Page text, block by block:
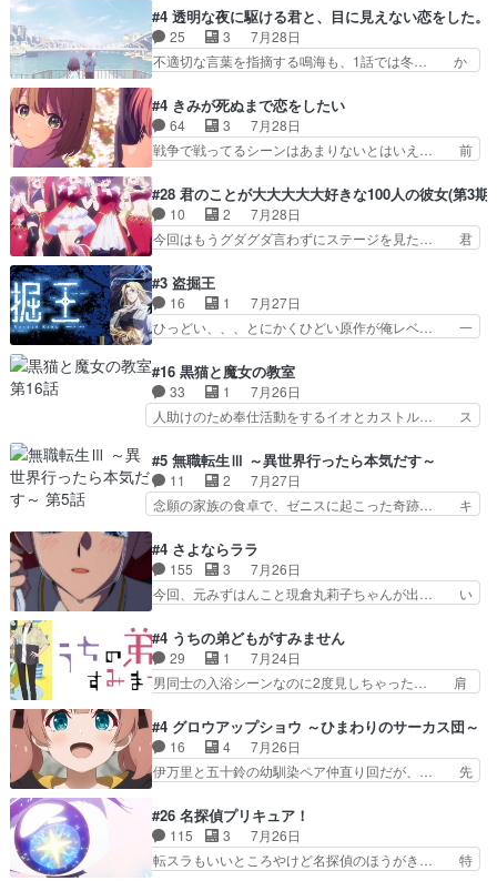
センスの土台になったエピ… コミカルなのにも慣
れてきました。１話でし… ロボットの反乱は今と
なっては良くある話し…
スターを呼ぶ笛？黒幕は狩猟祭とは関係… 平凡な
少女に見える眼鏡w眼鏡属性は持ち合… 神アニ
メ、ケテーイ！「騎士狩猟祭、前夜の… フィーネ
がアルノルトに活躍してもらいたが… 第４話を
とフィーネの２度目のデート出… マジできな臭い
ぞ帝位争い。姉からの刺客を… ふぃーねと町の様
子を見に行ったら町中で窃…
#4 透明な夜に駆ける君と、目に見えない恋をした。
25 3
7月28日
不適切な言葉を指摘する鳴海も、1話では冬… か
接していいのかわからず戸惑うかけるも… 盲目だ
と相手の表情も分からないからどう思… 今期のバ
ックナンバーみたいなOPアニメ。… 初デートで
冬月を笑わせようとする姿も冬月… 特に大きな事
を笑わせようとする姿も冬月… 3話までは主人公
がどうでもいいことでずっ… 花火購入に浅草へ…
行き当たりばったり訪問…
#4 きみが死ぬまで恋をしたい
64 3
7月28日
戦争で戦ってるシーンはあまりないとはいえ… 前
の存在で揺らぐ14クラス約束された死… ミミの
秘密をあっさり受け入れたのは拍子抜… 蘇生魔法
って下衆い国なら進退窮まったら手… 蘇生魔法ヤ
バイけどミミいなかったら詰んで… アニメオタク
うございました！アリとセイ… ごめん、そういう
話がしたい作品じゃないの… 第４話感想：その口
止め効果あるかな？ミミ…
#28 君のことが大大大大大好きな100人の彼女(第3期)
10 2
7月28日
今回はもうグダグダ言わずにステージを見た… 君
カノ版ラブライブ！？こういうのは人… 俺、みん
なのレッスン動画をDVDが焼きき… アナウンス
役で出演いたしましたみんなのア… 恋太郎ファミ
リーがガチでアイドルに挑戦！… ギャグギャグし
カノGirlfrien… 『アイドル伝説恋太郎ファミリ
ー』にて「ア… 安木路佐ウル子役で出演いたしま
したクォリ…
#3 盗掘王
16 1
7月27日
ひっどい、、、とにかくひどい原作が俺レベ… 一
美咲さんと言えば幼女！アイマスの市原… 遼河は
目的の為には人命も軽視するタイプの… 4つのス
キルが揃う。広い墓を捜索中、遼河… 村正はそん
なおどろおどろしいエピソードあ… 気持ちよくし
レベのアニメ制作を日本に奪… 予言で正体がバレ
る、もう騙し討ちは出来な… 村正の墓、アニメで
見ると一杯で怖いな。ア…
#16 黒猫と魔女の教室
33 1
7月26日
人助けのため奉仕活動をするイオとカストル… ス
とカストルの共通点は、魔法の制御が出… 椋鳥の
大群て…住民から迷惑がられてない？… キングコ
ングor進撃の巨人牡羊座のアルデ… スピカ・イ
オ・カストルという組み合わせ。… 有り余るパワ
みかたが雑になってきてるな… イキりカストルは
怖がりやったかあスピカな… 鏡の世界への突入と
新たな依頼サブタイトル…
#5 無職転生Ⅲ ～異世界行ったら本気だす～
11 2
7月27日
念願の家族の食卓で、ゼニスに起こった奇跡… キ
ナリーゼの悪魔の囁きwクリフとエリナ… 悪魔の
囁きやめてくださいwおい、1番重要… ゼニスも
感情が出てきてて良い方向に進んで… 第５話を
ABEMAで視聴しました。視聴に… クリフとエリ
相変わらずで草ルディ君釣り… ルーデウスにシル
フィエットとロキシーとの… 離れ離れになったり
別れがあったり絶望の大…
#4 さよならララ
155 3
7月26日
今回、元みずはんこと現倉丸莉子ちゃんが出… い
様とは...本当の愛とは...なんぞ… テンポの良いボ
ケとツッコミで笑わせつつ、… この作品、ストー
リーにも登場人物にも全く… 家で机に向かってる
時の貧乏ゆすりとか、ラ… お姉ちゃんと話せ
に、ララは何を思うのだ… 息をするかのように3
話まで視聴。2026… ララの王子様探しが本格的
に動き出した回。…
#4 うちの弟どもがすみません
29 1
7月24日
男同士の入浴シーンなのに2度見しちゃった… 肩
散歩って逃げるよね！糸と類を助けよう… 類の面
倒見るのが1番大変そう糸は誰とでも… 源くんを
甘えさせるまでの糸と周りの出来事… 源くん、甘
えちゃうぞ宣言。思ったよりラブ… 糸ちゃんのま
目的を忘れてますますヤング… でも央太と親しく
するのは嫌。世話を拒んで… ゴメス（カエル）外
で散歩させてたのか(*…
#4 グロウアップショウ ～ひまわりのサーカス団～
16 4
7月26日
伊万里と五十鈴の幼馴染ペア仲直り回だが、… 先
や、これ素晴らしいコメディアニメだな。… 水着
回なのにビキニじゃない！これは時代背… 今回は
推しの吾野伊万里ちゃん担当回。これ… 伊万里さ
んの手品回であり水着回ね。瑞佳ち… 売り上げが
#26 名探偵プリキュア！
115 3
7月26日
転スラもいいところやけど名探偵のほうがき… 特